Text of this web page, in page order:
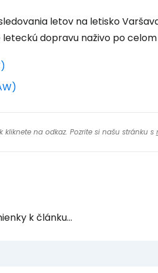
letov na letisko
dopravu naživo po
na odkaz. Pozrite si našu stránku s
k článku...
Pokračovať s e-